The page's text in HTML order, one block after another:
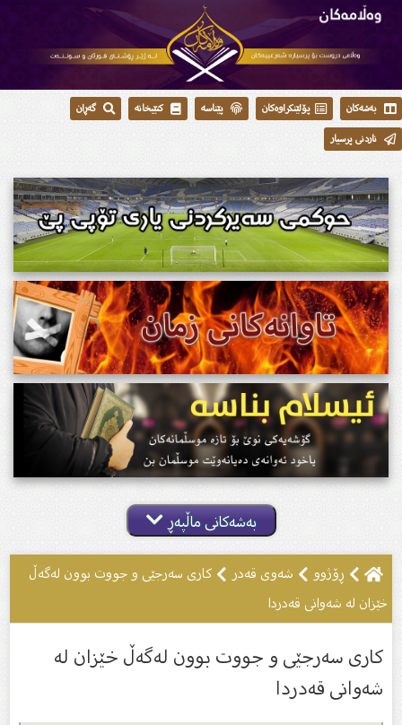
بەشەکان پۆلێنکراوەکان پێناسە کتێبخانە
گەڕان
ناردنی پرسیار
بەشەکانی ماڵپەڕ
ڕۆژوو شەوى قەدر
کارى سەرجێی و جووت بوون لەگەڵ
خێزان لە شەوانى قەدردا
کارى سەرجێی و جووت بوون لەگەڵ خێزان لە
شەوانى قەدردا